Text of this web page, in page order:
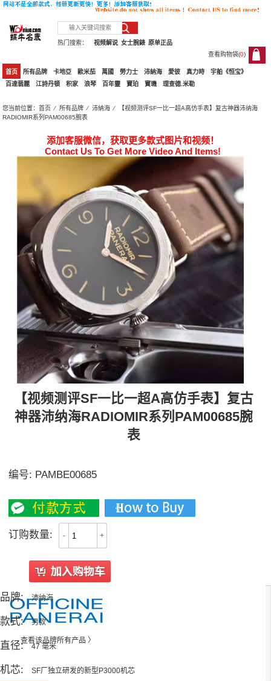
热门搜索： 原单正品
女士腕錶
视频解说
查看购物袋(0)
0
首页 所有品牌 卡地亞 歐米茄 萬國 勞力士 沛納海 愛彼 真力時
宇舶《恒宝》
百達翡麗
江詩丹頓 积家 浪琴 百年靈 寶珀 寶璣 理查德.米勒
您当前位置：首页 ⁄所有品牌 ⁄沛納海 ⁄ 【视频测评SF一比一超A高仿手表】复古神器沛纳海
RADIOMIR系列PAM00685腕表
添加客服微信，获取更多款式图片和视频！
Contact Us To Get More Video And Items!
【视频测评SF一比一超A高仿手表】复古
神器沛纳海RADIOMIR系列PAM00685腕
表
编号: PAMBE00685
订购数量: - +
查看该品牌所有产品 〉
品牌: 沛纳海
款式: 男款
直径: 47 毫米
机芯: SF厂独立研发的新型P3000机芯